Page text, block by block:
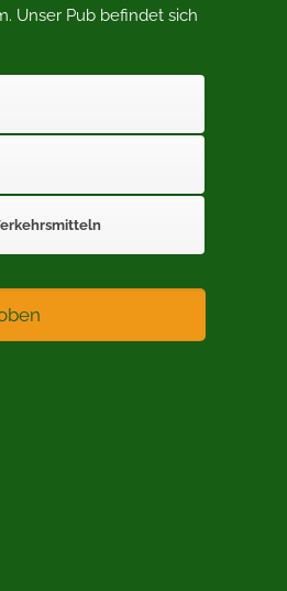
Unser Pub befindet sich